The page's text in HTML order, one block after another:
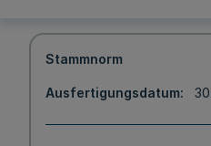
Stammnorm
Ausfertigungsdatum